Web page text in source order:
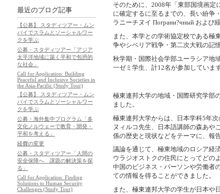
そのために、2008年「東部国境画
に確定するに至るまでの、長い紛争
ラニーチヌイ Пограни?чный および
また、本学との学術協定校である極
争やシベリア戦争・第二次大戦の記
秋学期・国際社会学部ユーラシア地
一ゼミ学生、計12名が参加していま
極東連邦大学の地域・国際研究学部
ました。
極東連邦大学からは、日本学科5年
ヌィルコ先生、日本語講師の森あや
係の歴史と現状などをテーマに、報
議論を通じて、極東地域のロシア経
ウラジオストクの住民にとってどの
中国のビジネス・パーソンや労働者
ての情報を得ることができました。
また、極東連邦大学の学生が日本や
最近のブログ記事
【公募】 スタディツアー・ムン
バイでスラムとソーシャルワー
クを学ぶ
公募・スタディツアー「アジア
太平洋地域に築く平和で包摂的
な社会」
Call for Application: Building
Peaceful and Inclusive Societies in
the Asia-Pacific (Study Tour)
【公募】 スタディツアー・ムン
バイでスラムとソーシャルワー
クを学ぶ
公募・海外集中プログラム「多
文化ノルウェーで教育・開発・
平和を考える」
経費の変更
公募・スタディツアー「人間の
安全保障へ 課題の解決策を探
る」
Call for Application: Finding
Solutions to Human Security
Challenges (Study Tour)